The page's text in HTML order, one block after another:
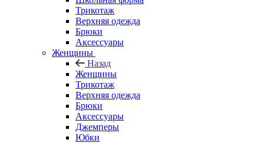
Трикотаж
Верхняя одежда
Брюки
Аксессуары
Женщины
Назад
Женщины
Трикотаж
Верхняя одежда
Брюки
Аксессуары
Джемперы
Юбки